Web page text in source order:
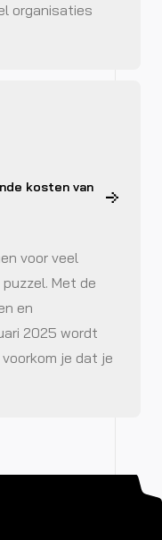
organisaties
kosten van
voor veel
Met de
en
2025 wordt
je dat je